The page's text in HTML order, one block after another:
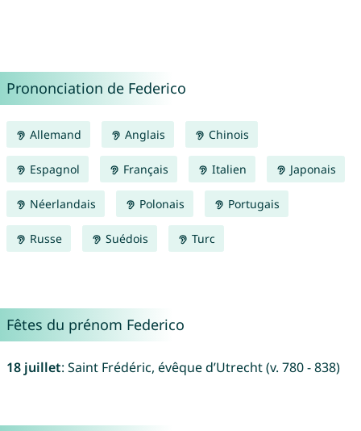
Prononciation de Federico
Allemand Anglais Chinois
Espagnol Français Italien Japonais
Néerlandais Polonais Portugais
Russe Suédois Turc
Fêtes du prénom Federico
18 juillet: Saint Frédéric, évêque d’Utrecht (v. 780 - 838)